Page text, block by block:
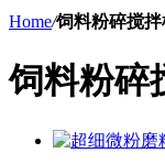
Home/饲料粉碎搅
饲料粉碎